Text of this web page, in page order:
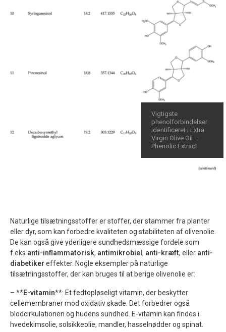
Vigtigste
phenolforbindelser
identificeret i Extra
Virgin Olive Oil –
Phenolic Extract
Naturlige tilsætningsstoffer er stoffer, der stammer fra planter
eller dyr, som kan forbedre kvaliteten og stabiliteten af olivenolie.
De kan også give yderligere sundhedsmæssige fordele som
f.eks anti-inflammatorisk, antimikrobiel , anti-kræft, eller anti-
diabetiker effekter. Nogle eksempler på naturlige
tilsætningsstoffer, der kan bruges til at berige olivenolie er:
– **E-vitamin**: Et fedtopløseligt vitamin, der beskytter
cellemembraner mod oxidativ skade. Det forbedrer også
blodcirkulationen og hudens sundhed. E-vitamin kan findes i
hvedekimsolie, solsikkeolie, mandler, hasselnødder og spinat.